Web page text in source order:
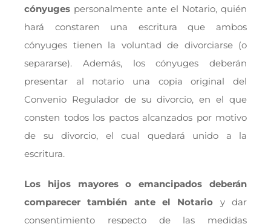
cónyuges personalmente ante el Notario, quién
hará constaren una escritura que ambos
cónyuges tienen la voluntad de divorciarse (o
separarse). Además, los cónyuges deberán
presentar al notario una copia original del
Convenio Regulador de su divorcio, en el que
consten todos los pactos alcanzados por motivo
de su divorcio, el cual quedará unido a la
escritura.
Los hijos mayores o emancipados deberán
comparecer también ante el Notario y dar
consentimiento respecto de las medidas